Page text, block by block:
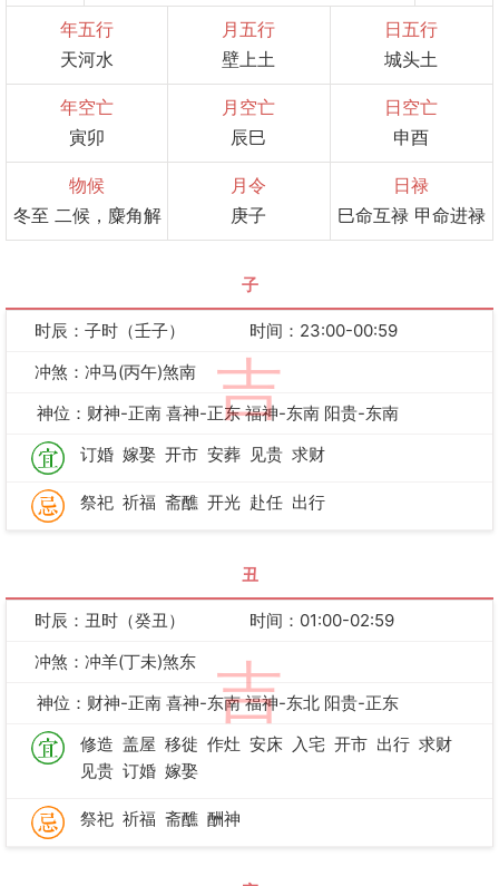
年五行
天河水
月五行
壁上土
日五行
城头土
年空亡
寅卯
月空亡
辰巳
日空亡
申酉
物候
冬至 二候，麋角解
月令
庚子
日禄
巳命互禄 甲命进禄
子
吉
时辰：子时（壬子）
时间：23:00-00:59
冲煞：冲马(丙午)煞南
神位：财神-正南 喜神-正东 福神-东南 阳贵-东南
订婚 嫁娶 开市 安葬 见贵 求财
祭祀 祈福 斋醮 开光 赴任 出行
丑
吉
时辰：丑时（癸丑）
时间：01:00-02:59
冲煞：冲羊(丁未)煞东
神位：财神-正南 喜神-东南 福神-东北 阳贵-正东
修造 盖屋 移徙 作灶 安床 入宅 开市 出行 求财
见贵 订婚 嫁娶
祭祀 祈福 斋醮 酬神